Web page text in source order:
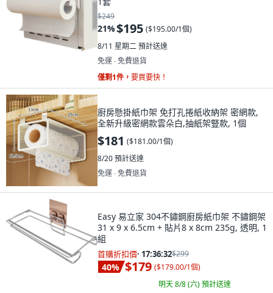
$249
21%$195 ($195.00/1個)
8/11 星期二預計送達
免運 ∙ 免費退貨
僅剩1件， 要買要快！
廚房懸掛紙巾架 免打孔捲紙收納架 密網款,
全新升級密網款雲朵白,抽紙架豎款, 1個
$181 ($181.00/1個)
8/20預計送達
免運 ∙ 免費退貨
Easy 易立家 304不鏽鋼廚房紙巾架 不鏽鋼架
31 x 9 x 6.5cm + 貼片8 x 8cm 235g, 透明, 1
組
首購折扣價· 17:36:31$299
40% $179 ($179.00/1個)
明天 8/8 (六)預計送達